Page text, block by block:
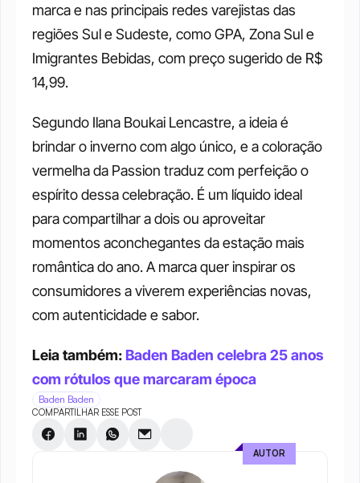
marca e nas principais redes varejistas das
regiões Sul e Sudeste, como GPA, Zona Sul e
Imigrantes Bebidas, com preço sugerido de R$
14,99.
Segundo Ilana Boukai Lencastre, a ideia é
brindar o inverno com algo único, e a coloração
vermelha da Passion traduz com perfeição o
espírito dessa celebração. É um líquido ideal
para compartilhar a dois ou aproveitar
momentos aconchegantes da estação mais
romântica do ano. A marca quer inspirar os
consumidores a viverem experiências novas,
com autenticidade e sabor.
Leia também: Baden Baden celebra 25 anos
com rótulos que marcaram época
Baden Baden
COMPARTILHAR ESSE POST
AUTOR